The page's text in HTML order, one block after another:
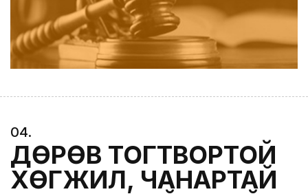
04.
ДӨРӨВ ТОГТВОРТОЙ
ХӨГЖИЛ, ЧАНАРТАЙ